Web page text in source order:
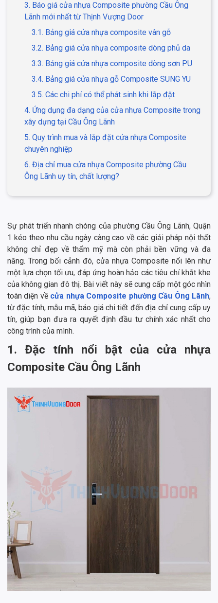
3. Báo giá cửa nhựa Composite phường Cầu Ông
Lãnh mới nhất từ Thịnh Vượng Door
3.1. Bảng giá cửa nhựa composite vân gỗ
3.2. Bảng giá cửa nhựa composite dòng phủ da
3.3. Bảng giá cửa nhựa composite dòng sơn PU
3.4. Bảng giá cửa nhựa gỗ Composite SUNG YU
3.5. Các chi phí có thể phát sinh khi lắp đặt
4. Ứng dụng đa dạng của cửa nhựa Composite trong
xây dựng tại Cầu Ông Lãnh
5. Quy trình mua và lắp đặt cửa nhựa Composite
chuyên nghiệp
6. Địa chỉ mua cửa nhựa Composite phường Cầu
Ông Lãnh uy tín, chất lượng?
Sự phát triển nhanh chóng của phường Cầu Ông Lãnh, Quận
1 kéo theo nhu cầu ngày càng cao về các giải pháp nội thất
không chỉ đẹp về thẩm mỹ mà còn phải bền vững và đa
năng. Trong bối cảnh đó, cửa nhựa Composite nổi lên như
một lựa chọn tối ưu, đáp ứng hoàn hảo các tiêu chí khắt khe
của không gian đô thị. Bài viết này sẽ cung cấp một góc nhìn
toàn diện về cửa nhựa Composite phường Cầu Ông Lãnh,
từ đặc tính, mẫu mã, báo giá chi tiết đến địa chỉ cung cấp uy
tín, giúp bạn đưa ra quyết định đầu tư chính xác nhất cho
công trình của mình.
1. Đặc tính nổi bật của cửa nhựa
Composite Cầu Ông Lãnh